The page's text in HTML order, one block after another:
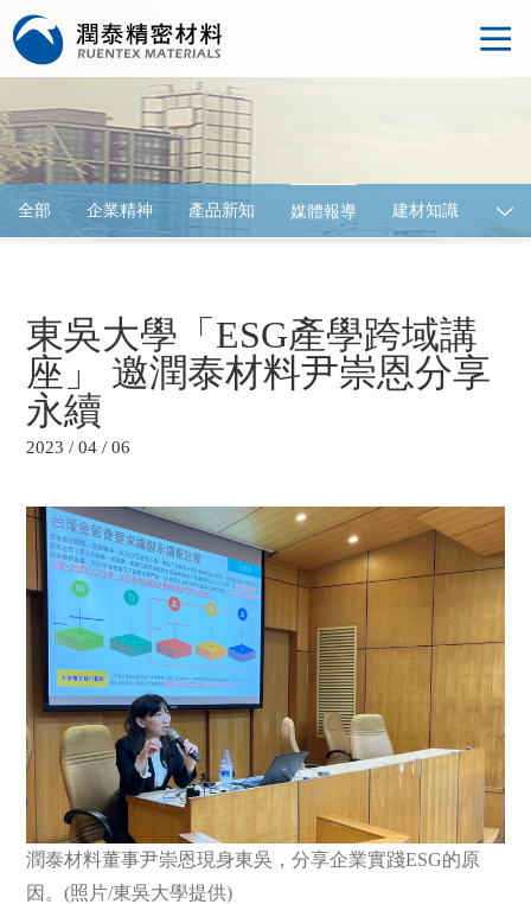
全部 企業精神 產品新知 媒體報導 建材知識
東吳大學「ESG產學跨域講
座」 邀潤泰材料尹崇恩分享
永續
2023 / 04 / 06
潤泰材料董事尹崇恩現身東吳，分享企業實踐ESG的原
因。(照片/東吳大學提供)